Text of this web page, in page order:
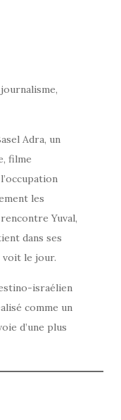
Adra, un
filme
les
Yuval,
dans ses
voit le jour.
israélien
comme un
d’une plus